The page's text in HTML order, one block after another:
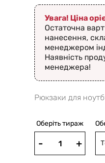
Увага! Ціна
Остаточна
нанесення,
менеджером
Наявність
менеджера!
Рюкзаки для
Оберіть тираж